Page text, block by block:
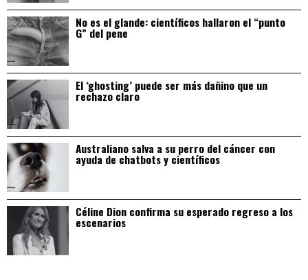
No es el glande: científicos hallaron el “punto
G” del pene
El ‘ghosting’ puede ser más dañino que un
rechazo claro
Australiano salva a su perro del cáncer con
ayuda de chatbots y científicos
Céline Dion confirma su esperado regreso a los
escenarios